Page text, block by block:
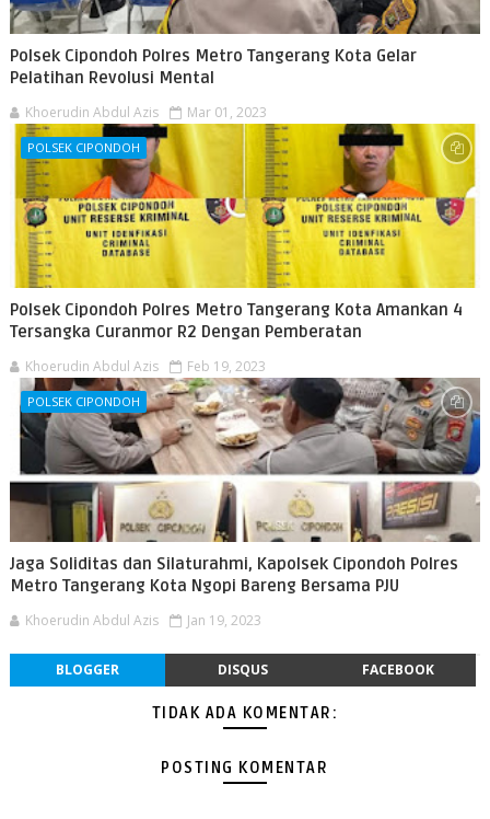
Polsek Cipondoh Polres Metro Tangerang Kota Gelar
Pelatihan Revolusi Mental
Khoerudin Abdul Azis Mar 01, 2023
POLSEK CIPONDOH
Polsek Cipondoh Polres Metro Tangerang Kota Amankan 4
Tersangka Curanmor R2 Dengan Pemberatan
Khoerudin Abdul Azis Feb 19, 2023
POLSEK CIPONDOH
Jaga Soliditas dan Silaturahmi, Kapolsek Cipondoh Polres
Metro Tangerang Kota Ngopi Bareng Bersama PJU
Khoerudin Abdul Azis Jan 19, 2023
BLOGGER DISQUS FACEBOOK
TIDAK ADA KOMENTAR:
POSTING KOMENTAR